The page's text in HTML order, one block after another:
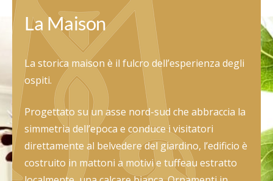
La Maison
La storica maison è il fulcro dell’esperienza degli
ospiti.
Progettato su un asse nord-sud che abbraccia la
simmetria dell’epoca e conduce i visitatori
direttamente al belvedere del giardino, l’edificio è
costruito in mattoni a motivi e tuffeau estratto